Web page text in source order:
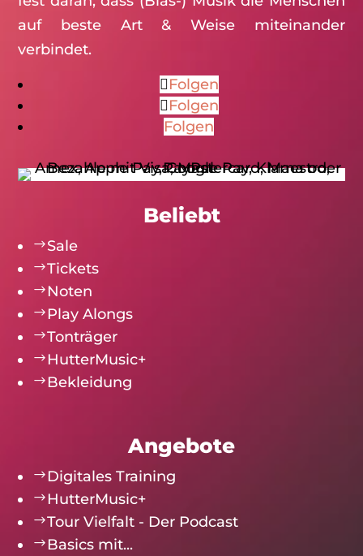
auf beste Art & Weise miteinander
verbindet.
Folgen
Folgen
Folgen
Beliebt
$Sale
$Tickets
$ Noten
$ Play Alongs
$Tonträger
$ HutterMusic+
$ Bekleidung
Angebote
$ Digitales Training
$ HutterMusic+
$Tour Vielfalt - Der Podcast
$ Basics mit...